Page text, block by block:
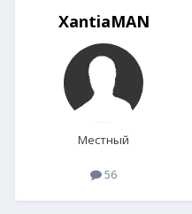
XantiaMAN
Местный
56